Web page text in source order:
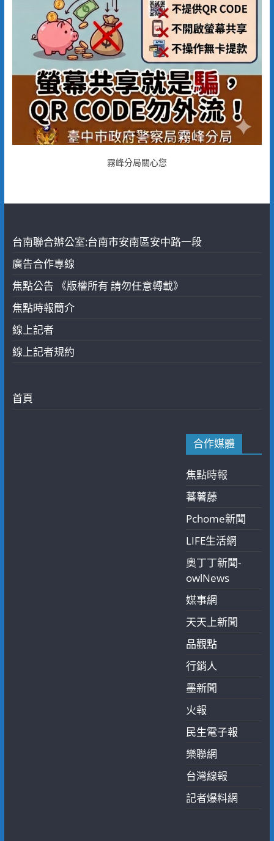
霧峰分局關心您
台南聯合辦公室:台南市安南區安中路一段
廣告合作專線
焦點公告 《版權所有 請勿任意轉載》
焦點時報簡介
線上記者
線上記者規約
首頁
合作媒體
焦點時報
蕃薯藤
Pchome新聞
LIFE生活網
奧丁丁新聞-
owlNews
媒事網
天天上新聞
品觀點
行銷人
墨新聞
火報
民生電子報
樂聯網
台灣線報
記者爆料網